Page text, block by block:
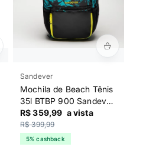
Sandever
Mochila de Beach Tênis
35l BTBP 900 Sandever
Preto
R$ 359,99 a vista
R$ 399,99
5% cashback